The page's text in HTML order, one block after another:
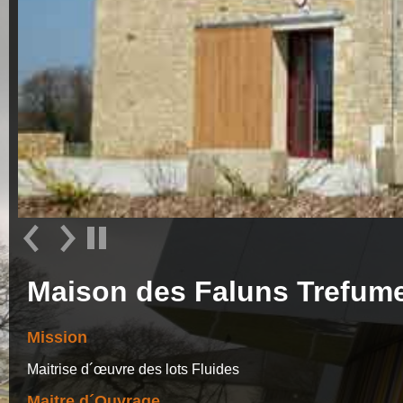
Maison des Faluns
Mission
Maitrise d´œuvre des lots Fluides